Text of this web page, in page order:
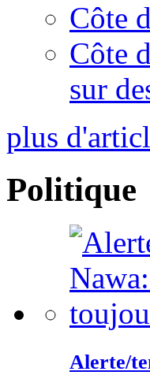
Côte
Côte
sur
plus
Politique
Alerte/